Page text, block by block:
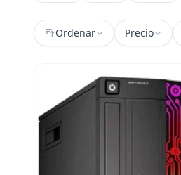
Ordenar Precio